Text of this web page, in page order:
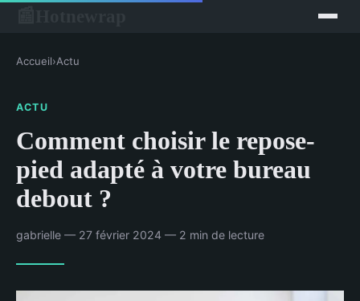
Accueil›Actu
ACTU
Comment choisir le repose-
pied adapté à votre bureau
debout ?
gabrielle — 27 février 2024 — 2 min de lecture